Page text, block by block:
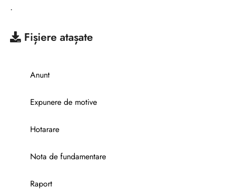
.
Fișiere atașate
Anunt
Expunere de motive
Hotarare
Nota de fundamentare
Raport